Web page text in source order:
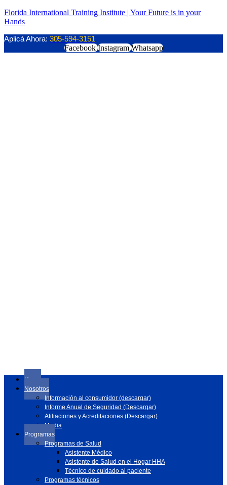
Florida International Training Institute | Your Future is in your
Hands
Aplicá Ahora: 305-594-3151
Facebook Instagram Whatsapp
Home
Nosotros
Información al consumidor (descargar)
Informe Anual de Seguridad (Descargar)
Afiliaciones y Acreditaciones (Descargar)
Media
Programas
Programas de Salud
Asistente Médico
Asistente de Salud en el Hogar HHA
Técnico de cuidado al paciente
Programas técnicos